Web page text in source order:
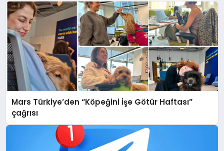
Mars Türkiye’den “Köpeğini İşe Götür Haftası”
çağrısı